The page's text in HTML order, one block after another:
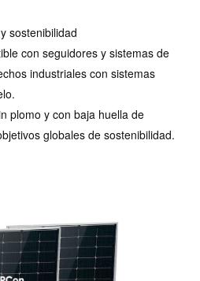
sostenibilidad
con seguidores y sistemas de
industriales con sistemas
plomo y con baja huella de
globales de sostenibilidad.